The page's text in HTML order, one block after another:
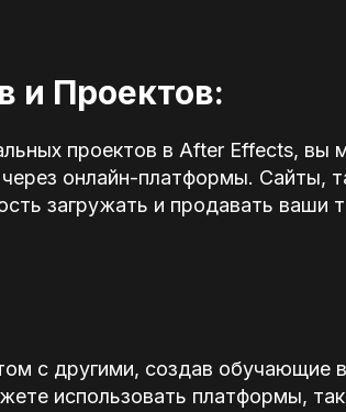
и Проектов:
проектов в After Effects, вы
онлайн-платформы. Сайты,
загружать и продавать ваши
с другими, создав обучающие
использовать платформы,